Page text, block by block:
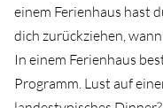
einem Ferienhaus hast
dich zurückziehen,
In einem Ferienhaus
Programm. Lust auf